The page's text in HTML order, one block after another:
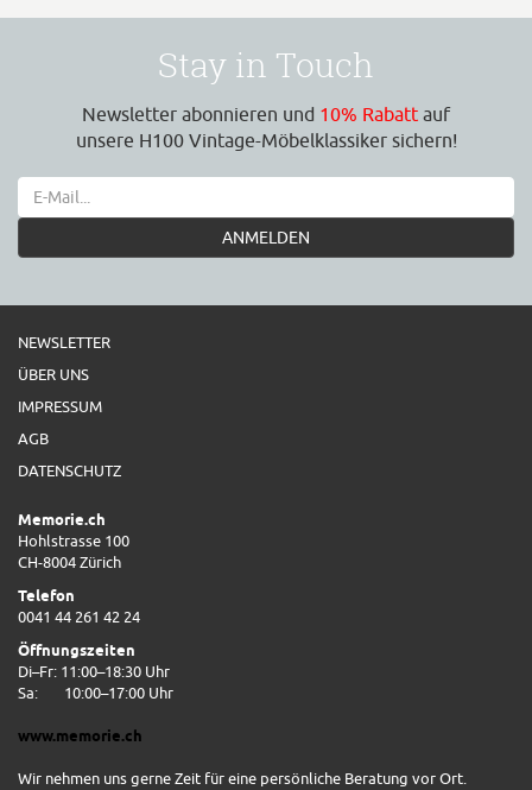
Stay in Touch
Newsletter abonnieren und 10% Rabatt auf
unsere H100 Vintage-Möbelklassiker sichern!
ANMELDEN
NEWSLETTER
ÜBER UNS
IMPRESSUM
AGB
DATENSCHUTZ
Memorie.ch
Hohlstrasse 100
CH-8004 Zürich
Telefon
0041 44 261 42 24
Öffnungszeiten
Di–Fr: 11:00–18:30 Uhr
Sa:
10:00–17:00 Uhr
www.memorie.ch
Wir nehmen uns gerne Zeit für eine persönliche Beratung vor Ort.